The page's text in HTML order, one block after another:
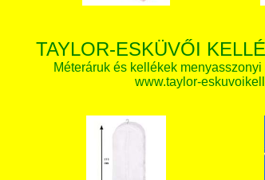
TAYLOR-ESKÜVŐI
Méteráruk és kellékek
www.taylor-